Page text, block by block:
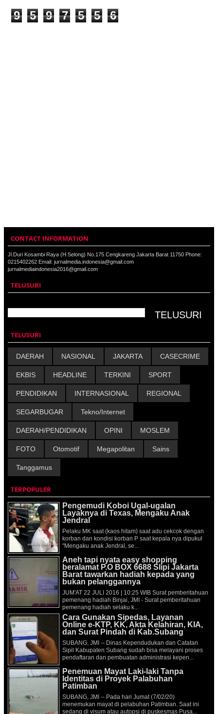
9 5 9 7 5 5 6
CONTACT INFORMATION
Jl.Duri Kosambi Raya (H.Selong) No.175 Cengkareng Jakarta Barat 11750 Phone:
0215402262 Email: jurnalmedia.indonesia@gmail.com
jurnalmediaindonesia2016@gmail.com
TELUSURI
TELUSURI
DAERAH NASIONAL JAKARTA CASECRIME
EKBIS HEADLINE TERKINI SPORT
PENDIDIKAN INTERNASIONAL REGIONAL
SEGARBUGAR Tekno/Internet
DAERAH/PENDIDIKAN OPINI MOSLEM
FOTO Otomotif Megapolitan Sains
Tanggamus
TERPOPULER
Pengemudi Koboi Ugal-ugalan
Layaknya di Texas, Mengaku Anak
Jendral
Pelaku MK saat (kaos hitam) saat adu cekcok dengan
korban dan kondisi korban P saat kepala nya dipukul
"Mengaku anak Jendral, se...
Aneh tapi nyata easy shopping
beralamat P.O BOX 6688 Slipi Jakarta
Barat tawarkan hadiah kepada yang
bukan pelanggannya
JUM'AT 22 JULI 2016 | 10:25 WIB Surat pemberitahuan
pemenang hadiah Binjai, JMI - Surat pemberitahuan
pemenang hadiah selaku k...
Cara Gunakan Sipedas, Layanan
Online e-KTP, KK, Akta Kelahiran, KIA,
dan Surat Pindah di Kab.Subang
SUBANG, JMI -- Dinas Kependudukan dan Catatan
Sipil Kabupaten Subang sudah bisa melayani proses
pendaftaran dan pembuatan administrasi kepen...
Penemuan Mayat Laki-laki Tanpa
Identitas di Proyek Palabuhan
Patimban
SUBANG, JMI -- Pada hari Jumat (7/02/20)
menemukan mayat di pelabuhan Patimban. Saat ini
sedang di visum atau autopsi di puskesmas Pusa...